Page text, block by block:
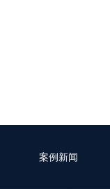
案例新闻